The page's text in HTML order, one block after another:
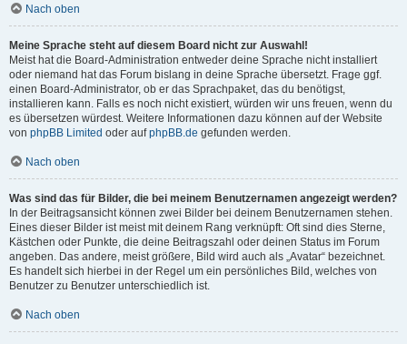
Nach oben
Meine Sprache steht auf diesem Board nicht zur Auswahl!
Meist hat die Board-Administration entweder deine Sprache nicht installiert
oder niemand hat das Forum bislang in deine Sprache übersetzt. Frage ggf.
einen Board-Administrator, ob er das Sprachpaket, das du benötigst,
installieren kann. Falls es noch nicht existiert, würden wir uns freuen, wenn du
es übersetzen würdest. Weitere Informationen dazu können auf der Website
von phpBB Limited oder aufphpBB.de gefunden werden.
Nach oben
Was sind das für Bilder, die bei meinem Benutzernamen angezeigt werden?
In der Beitragsansicht können zwei Bilder bei deinem Benutzernamen stehen.
Eines dieser Bilder ist meist mit deinem Rang verknüpft: Oft sind dies Sterne,
Kästchen oder Punkte, die deine Beitragszahl oder deinen Status im Forum
angeben. Das andere, meist größere, Bild wird auch als „Avatar“ bezeichnet.
Es handelt sich hierbei in der Regel um ein persönliches Bild, welches von
Benutzer zu Benutzer unterschiedlich ist.
Nach oben